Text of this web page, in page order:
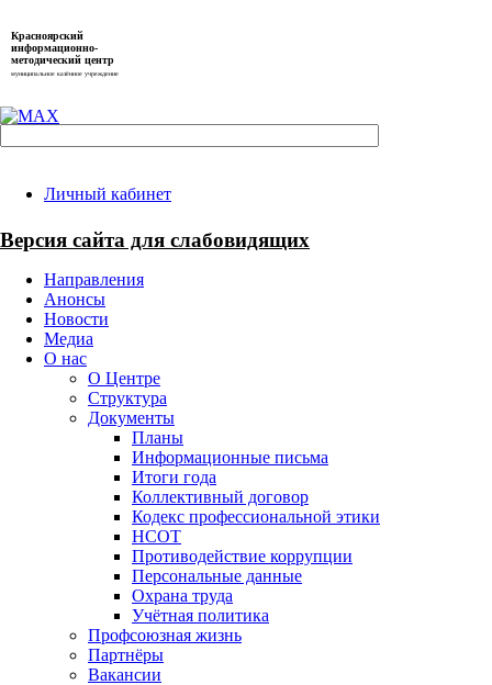
Красноярский
информационно-
методический центр
муниципальное казённое учреждение
Личный кабинет
Версия сайта для слабовидящих
Направления
Анонсы
Новости
Медиа
О нас
О Центре
Структура
Документы
Планы
Информационные письма
Итоги года
Коллективный договор
Кодекс профессиональной этики
НСОТ
Противодействие коррупции
Персональные данные
Охрана труда
Учётная политика
Профсоюзная жизнь
Партнёры
Вакансии